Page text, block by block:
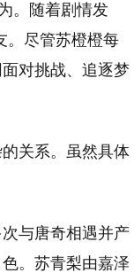
。随着剧情发
。尽管苏橙橙每
对挑战、追逐梦
关系。虽然具体
与唐奇相遇并产
。苏青梨由嘉泽